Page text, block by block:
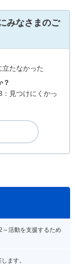
みなさまのご
立たなかった
？
：見つけにくかっ
活動を支援するため
ます。